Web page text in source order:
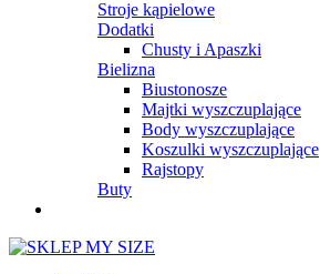
Stroje kąpielowe
Dodatki
Chusty i Apaszki
Bielizna
Biustonosze
Majtki wyszczuplające
Body wyszczuplające
Koszulki wyszczuplające
Rajstopy
Buty